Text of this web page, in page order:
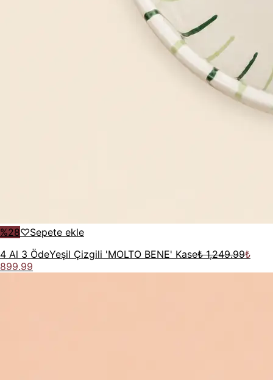
%28♡Sepete ekle
4 Al 3 ÖdeYeşil Çizgili 'MOLTO BENE' Kase₺ 1,249.99₺
899.99